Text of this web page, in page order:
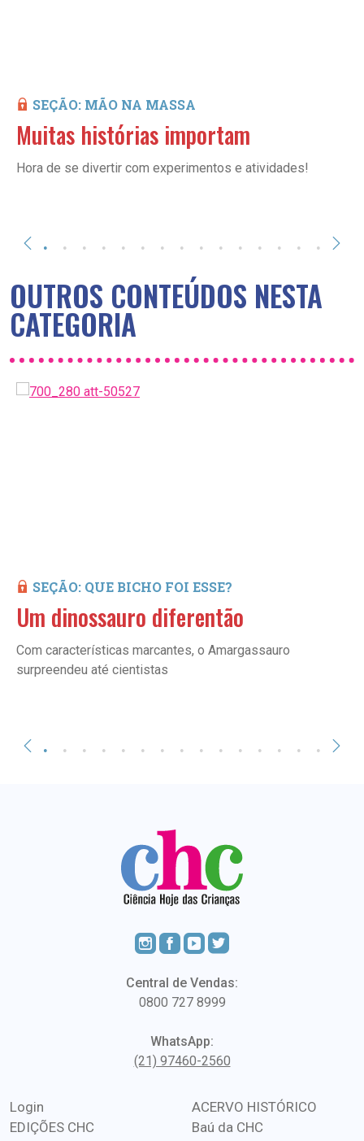
SEÇÃO: MÃO NA MASSA
Muitas histórias importam
Hora de se divertir com experimentos e atividades!
OUTROS CONTEÚDOS NESTA
CATEGORIA
SEÇÃO: QUE BICHO FOI ESSE?
Um dinossauro diferentão
Com características marcantes, o Amargassauro
surpreendeu até cientistas
Central de Vendas:
0800 727 8999
WhatsApp:
(21) 97460-2560
Login
EDIÇÕES CHC
ACERVO HISTÓRICO
Baú da CHC